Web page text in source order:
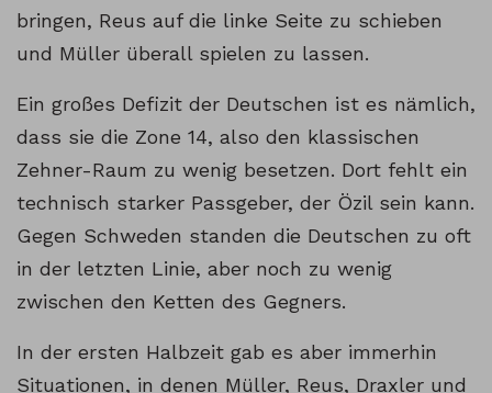
bringen, Reus auf die linke Seite zu schieben
und Müller überall spielen zu lassen.
Ein großes Defizit der Deutschen ist es nämlich,
dass sie die Zone 14, also den klassischen
Zehner-Raum zu wenig besetzen. Dort fehlt ein
technisch starker Passgeber, der Özil sein kann.
Gegen Schweden standen die Deutschen zu oft
in der letzten Linie, aber noch zu wenig
zwischen den Ketten des Gegners.
In der ersten Halbzeit gab es aber immerhin
Situationen, in denen Müller, Reus, Draxler und